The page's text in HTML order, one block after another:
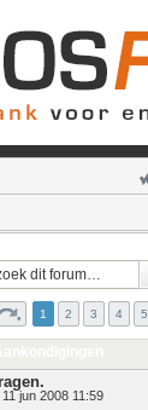
1 2 3 4 5
11 jun 2008 11:59